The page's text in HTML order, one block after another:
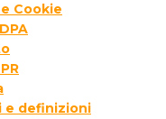
Cookie
e definizioni